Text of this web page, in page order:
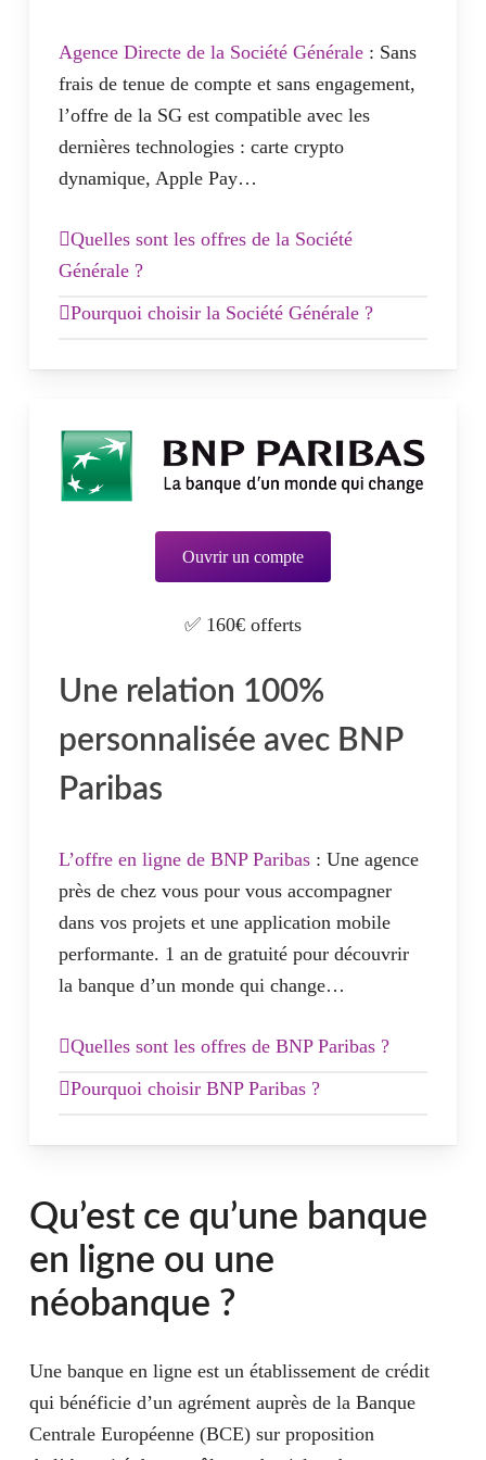
Les cartes historiques Visa Classic et Visa
Premier ne sont plus commercialisées.
Agence Directe de la Société Générale: Sans
frais de tenue de compte et sans engagement,
l’offre de la SG est compatible avec les
dernières technologies : carte crypto
dynamique, Apple Pay…
Quelles sont les offres de la Société
Générale ?
Les offres Sobrio :
CB incluse dès 7,2€/mois
14,90€/mois
Découvert autorisé possible sur étude
Des réductions de tarif selon l’âge <25
ans et <30 ans
Cashback inclus
Pourquoi choisir la Société Générale ?
vous donne accès à des experts pour votre
épargne, vos projets, votre patrimoine.
Ouvrir un compte
✅ 160€ offerts
Une relation 100%
personnalisée avec BNP
Paribas
L’offre en ligne de BNP Paribas: Une agence
près de chez vous pour vous accompagner
dans vos projets et une application mobile
performante. 1 an de gratuité pour découvrir
la banque d’un monde qui change…
Quelles sont les offres de BNP Paribas ?
Esprit Libre Découverte :
CB incluse, gratuit pour les mineurs
Esprit Libre Initiative :
CB incluse dès 1,95€/mois pour les 18/25
ans
Découvert autorisé possible sur étude
Esprit Libre Référence :
Pourquoi choisir BNP Paribas ?
votre relation bancaire! Alors découvrez
l’offre de cette banque directe.
Qu’est ce qu’une banque
en ligne ou une
néobanque ?
Une banque en ligne est un établissement de crédit
qui bénéficie d’un agrément auprès de la Banque
Centrale Européenne (BCE) sur proposition